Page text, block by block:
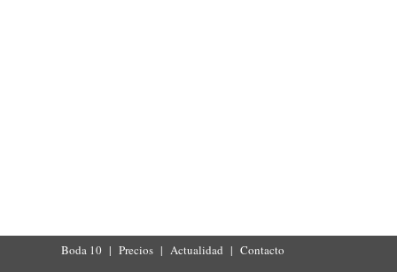
Boda 10 | Precios | Actualidad | Contacto